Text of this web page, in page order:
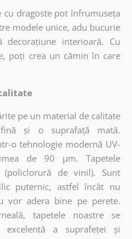
cu dragoste pot înfrumuseța
modele unice, adu bucurie
interioară. Cu
poți crea un cămin în care
pe un material de calitate
și o suprafață mată.
o tehnologie modernă UV-
de 90 µm. Tapetele
de vinil). Sunt
puternic, astfel încât nu
adera bine pe perete.
tapetele noastre se
excelentă a suprafeței și